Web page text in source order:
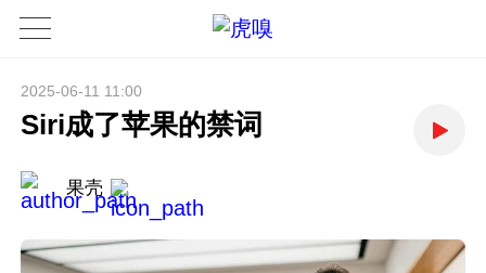
2025-06-11 11:00
Siri成了苹果的禁词
果壳